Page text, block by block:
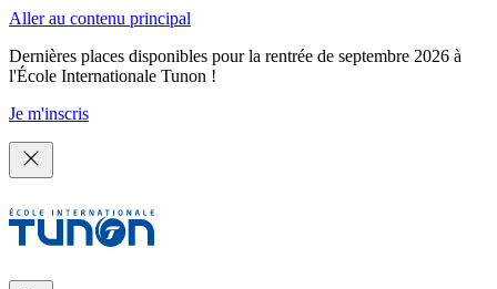
Aller au contenu principal
Dernières places disponibles pour la rentrée de septembre 2026 à
l'École Internationale Tunon !
Je m'inscris